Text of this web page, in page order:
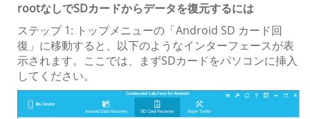
rootなしでSDカードからデータを復元するには
ステップ 1: トップメニューの「Android SD カード回
復」に移動すると、以下のようなインターフェースが表
示されます。ここでは、まずSDカードをパソコンに挿入
してください。